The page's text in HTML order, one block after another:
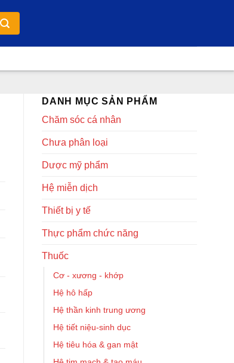
DANH MỤC SẢN PHẨM
Chăm sóc cá nhân
Chưa phân loại
Dược mỹ phẩm
Hệ miễn dịch
Thiết bị y tế
Thực phẩm chức năng
Thuốc
Cơ - xương - khớp
Hệ hô hấp
Hệ thần kinh trung ương
Hệ tiết niệu-sinh dục
Hệ tiêu hóa & gan mật